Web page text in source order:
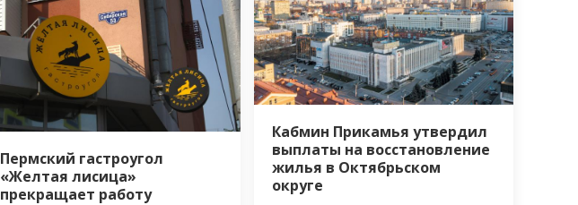
Пермский гастроугол
«Желтая лисица»
прекращает работу
Кабмин Прикамья утвердил
выплаты на восстановление
жилья в Октябрьском
округе